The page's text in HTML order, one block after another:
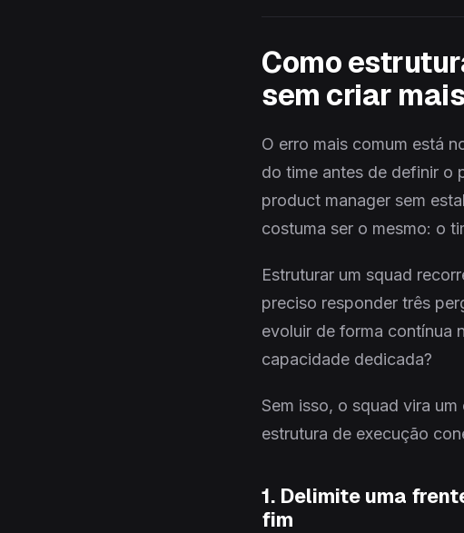
Como
sem criar
O erro mais comum está
do time antes de definir o
product manager sem
costuma ser o mesmo: o
Estruturar um squad
preciso responder três
evoluir de forma contínua
capacidade dedicada?
Sem isso, o squad vira
estrutura de execução
1. Delimite uma
fim